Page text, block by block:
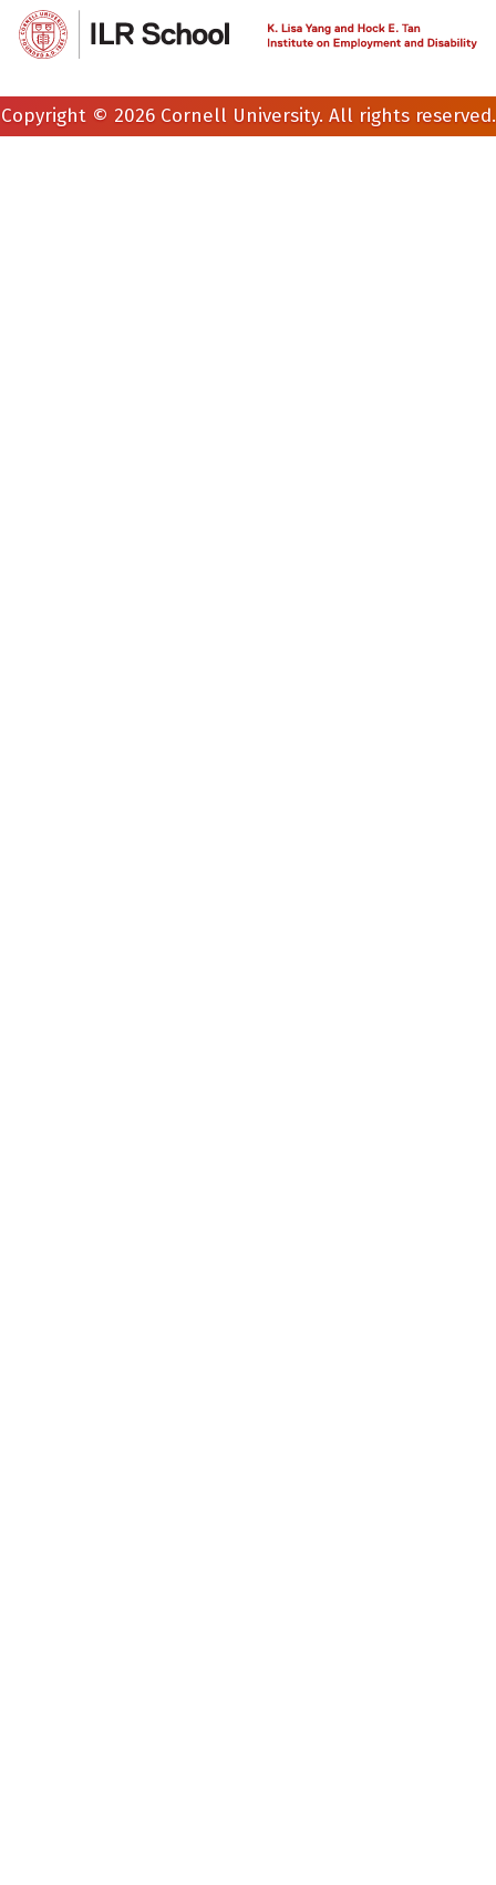
Copyright © 2026 Cornell University. All rights reserved.